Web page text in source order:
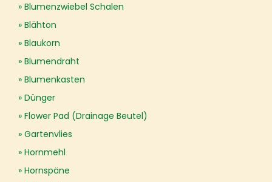
Blumenzwiebel Schalen
Blähton
Blaukorn
Blumendraht
Blumenkasten
Dünger
Flower Pad (Drainage Beutel)
Gartenvlies
Hornmehl
Hornspäne